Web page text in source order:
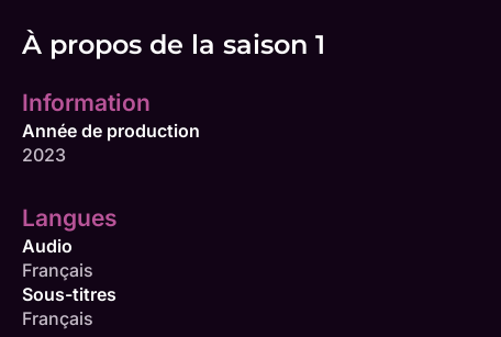
À propos de la saison 1
Information
Année de production
2023
Langues
Audio
Français
Sous-titres
Français